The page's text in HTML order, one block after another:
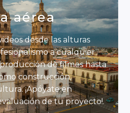
aérea
desde las alturas
a cualquier
de filmes hasta
construcción,
¡Apóyate en
de tu proyecto!.